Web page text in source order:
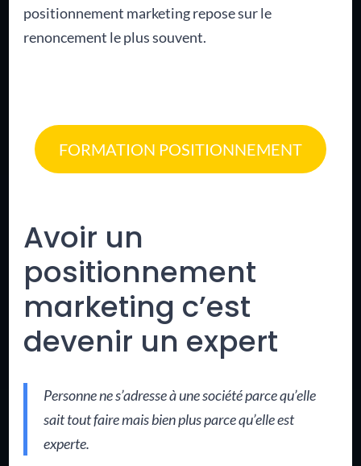
positionnement marketing repose sur le
renoncement le plus souvent.
FORMATION POSITIONNEMENT
Avoir un
positionnement
marketing c’est
devenir un expert
Personne ne s’adresse à une société parce qu’elle
sait tout faire mais bien plus parce qu’elle est
experte.